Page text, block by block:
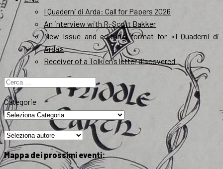
I Quaderni di Arda: Call for Papers 2026
An interview with R. Scott Bakker
New Issue and editorial format for «I Quaderni di
Arda»
Receiver of a Tolkien’s letter discovered
Ricerca
per:
Categorie
Mappa dei prossimi eventi: